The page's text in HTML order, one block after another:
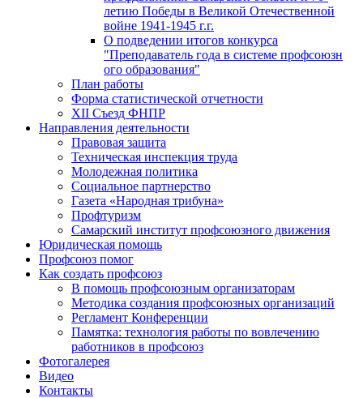
летию Победы в Великой Отечественной
войне 1941-1945 г.г.
О подведении итогов конкурса
"Преподаватель года в системе профсоюзн
ого образования"
План работы
Форма статистической отчетности
XII Съезд ФНПР
Направления деятельности
Правовая защита
Техническая инспекция труда
Молодежная политика
Социальное партнерство
Газета «Народная трибуна»
Профтуризм
Самарский институт профсоюзного движения
Юридическая помощь
Профсоюз помог
Как создать профсоюз
В помощь профсоюзным организаторам
Методика создания профсоюзных организаций
Регламент Конференции
Памятка: технология работы по вовлечению
работников в профсоюз
Фотогалерея
Видео
Контакты